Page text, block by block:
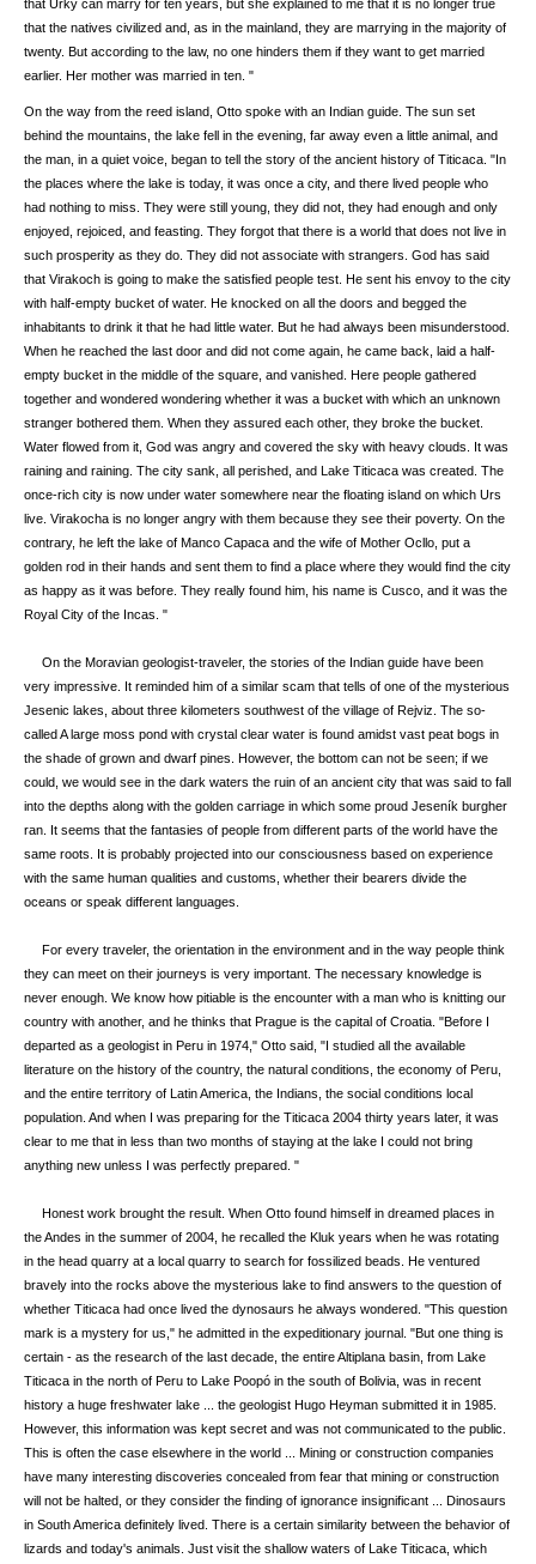
that Urky can marry for ten years, but she explained to me that it is no longer true
that the natives civilized and, as in the mainland, they are marrying in the majority of
twenty. But according to the law, no one hinders them if they want to get married
earlier. Her mother was married in ten. "
On the way from the reed island, Otto spoke with an Indian guide. The sun set
behind the mountains, the lake fell in the evening, far away even a little animal, and
the man, in a quiet voice, began to tell the story of the ancient history of Titicaca. "In
the places where the lake is today, it was once a city, and there lived people who
had nothing to miss. They were still young, they did not, they had enough and only
enjoyed, rejoiced, and feasting. They forgot that there is a world that does not live in
such prosperity as they do. They did not associate with strangers. God has said
that Virakoch is going to make the satisfied people test. He sent his envoy to the city
with half-empty bucket of water. He knocked on all the doors and begged the
inhabitants to drink it that he had little water. But he had always been misunderstood.
When he reached the last door and did not come again, he came back, laid a half-
empty bucket in the middle of the square, and vanished. Here people gathered
together and wondered wondering whether it was a bucket with which an unknown
stranger bothered them. When they assured each other, they broke the bucket.
Water flowed from it, God was angry and covered the sky with heavy clouds. It was
raining and raining. The city sank, all perished, and Lake Titicaca was created. The
once-rich city is now under water somewhere near the floating island on which Urs
live. Virakocha is no longer angry with them because they see their poverty. On the
contrary, he left the lake of Manco Capaca and the wife of Mother Ocllo, put a
golden rod in their hands and sent them to find a place where they would find the city
as happy as it was before. They really found him, his name is Cusco, and it was the
Royal City of the Incas. "
On the Moravian geologist-traveler, the stories of the Indian guide have been
very impressive. It reminded him of a similar scam that tells of one of the mysterious
Jesenic lakes, about three kilometers southwest of the village of Rejviz. The so-
called A large moss pond with crystal clear water is found amidst vast peat bogs in
the shade of grown and dwarf pines. However, the bottom can not be seen; if we
could, we would see in the dark waters the ruin of an ancient city that was said to fall
into the depths along with the golden carriage in which some proud Jeseník burgher
ran. It seems that the fantasies of people from different parts of the world have the
same roots. It is probably projected into our consciousness based on experience
with the same human qualities and customs, whether their bearers divide the
oceans or speak different languages.
For every traveler, the orientation in the environment and in the way people think
they can meet on their journeys is very important. The necessary knowledge is
never enough. We know how pitiable is the encounter with a man who is knitting our
country with another, and he thinks that Prague is the capital of Croatia. "Before I
departed as a geologist in Peru in 1974," Otto said, "I studied all the available
literature on the history of the country, the natural conditions, the economy of Peru,
and the entire territory of Latin America, the Indians, the social conditions local
population. And when I was preparing for the Titicaca 2004 thirty years later, it was
clear to me that in less than two months of staying at the lake I could not bring
anything new unless I was perfectly prepared. "
Honest work brought the result. When Otto found himself in dreamed places in
the Andes in the summer of 2004, he recalled the Kluk years when he was rotating
in the head quarry at a local quarry to search for fossilized beads. He ventured
bravely into the rocks above the mysterious lake to find answers to the question of
whether Titicaca had once lived the dynosaurs he always wondered. "This question
mark is a mystery for us," he admitted in the expeditionary journal. "But one thing is
certain - as the research of the last decade, the entire Altiplana basin, from Lake
Titicaca in the north of Peru to Lake Poopó in the south of Bolivia, was in recent
history a huge freshwater lake ... the geologist Hugo Heyman submitted it in 1985.
However, this information was kept secret and was not communicated to the public.
This is often the case elsewhere in the world ... Mining or construction companies
have many interesting discoveries concealed from fear that mining or construction
will not be halted, or they consider the finding of ignorance insignificant ... Dinosaurs
in South America definitely lived. There is a certain similarity between the behavior of
lizards and today's animals. Just visit the shallow waters of Lake Titicaca, which